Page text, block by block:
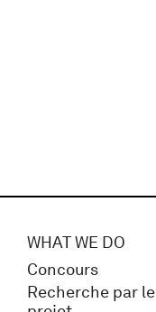
WHAT WE DO
Concours
Recherche par le